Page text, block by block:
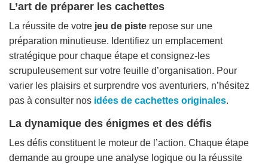
L’art de préparer les cachettes
La réussite de votre jeu de piste repose sur une
préparation minutieuse. Identifiez un emplacement
stratégique pour chaque étape et consignez-les
scrupuleusement sur votre feuille d’organisation. Pour
varier les plaisirs et surprendre vos aventuriers, n’hésitez
pas à consulter nos idées de cachettes originales.
La dynamique des énigmes et des défis
Les défis constituent le moteur de l’action. Chaque étape
demande au groupe une analyse logique ou la réussite